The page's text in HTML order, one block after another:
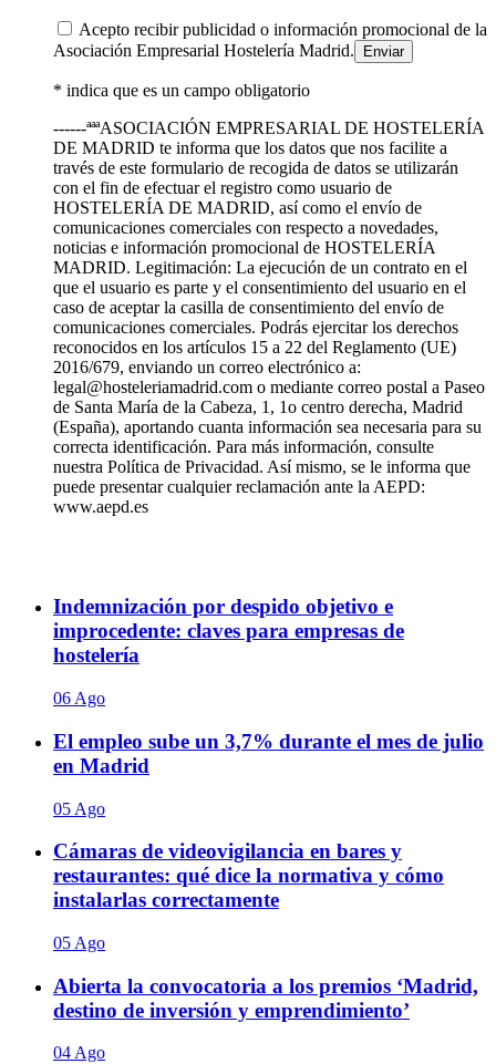
Acepto recibir publicidad o información promocional de la
Asociación Empresarial Hostelería Madrid.
* indica que es un campo obligatorio
------ªªªASOCIACIÓN EMPRESARIAL DE HOSTELERÍA
DE MADRID te informa que los datos que nos facilite a
través de este formulario de recogida de datos se utilizarán
con el fin de efectuar el registro como usuario de
HOSTELERÍA DE MADRID, así como el envío de
comunicaciones comerciales con respecto a novedades,
noticias e información promocional de HOSTELERÍA
MADRID. Legitimación: La ejecución de un contrato en el
que el usuario es parte y el consentimiento del usuario en el
caso de aceptar la casilla de consentimiento del envío de
comunicaciones comerciales. Podrás ejercitar los derechos
reconocidos en los artículos 15 a 22 del Reglamento (UE)
2016/679, enviando un correo electrónico a:
legal@hosteleriamadrid.com o mediante correo postal a Paseo
de Santa María de la Cabeza, 1, 1o centro derecha, Madrid
(España), aportando cuanta información sea necesaria para su
correcta identificación. Para más información, consulte
nuestra Política de Privacidad. Así mismo, se le informa que
puede presentar cualquier reclamación ante la AEPD:
www.aepd.es
Indemnización por despido objetivo e
improcedente: claves para empresas de
hostelería
06 Ago
El empleo sube un 3,7% durante el mes de julio
en Madrid
05 Ago
Cámaras de videovigilancia en bares y
restaurantes: qué dice la normativa y cómo
instalarlas correctamente
05 Ago
Abierta la convocatoria a los premios ‘Madrid,
destino de inversión y emprendimiento’
04 Ago